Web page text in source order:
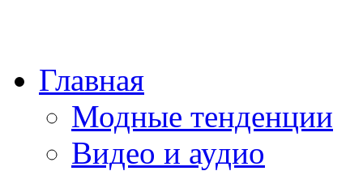
Главная
Модные тенденции
Видео и аудио